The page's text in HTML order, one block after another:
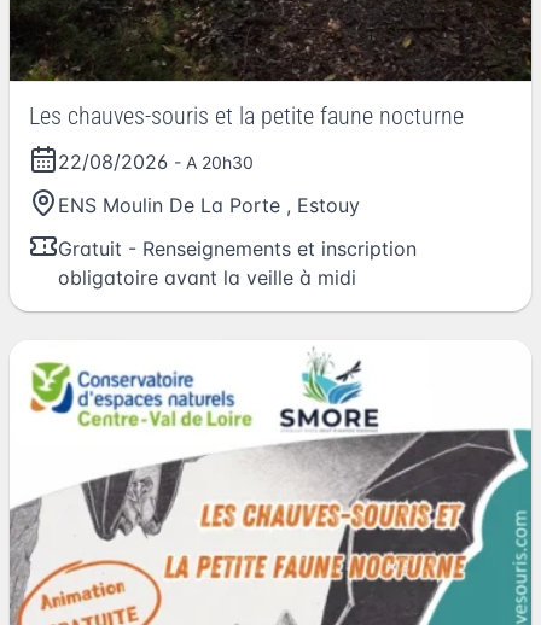
Les chauves-souris et la petite faune nocturne
22/08/2026 - A 20h30
ENS Moulin De La Porte , Estouy
Gratuit - Renseignements et inscription
obligatoire avant la veille à midi